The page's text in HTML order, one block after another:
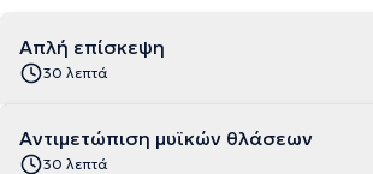
Απλή επίσκεψη
30 λεπτά
Αντιμετώπιση μυϊκών θλάσεων
30 λεπτά